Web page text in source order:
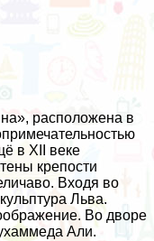
расположена в
в XII веке
крепости
Входя во
Льва.
Во дворе
Али.